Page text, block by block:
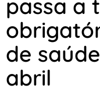
passa a
de
abril